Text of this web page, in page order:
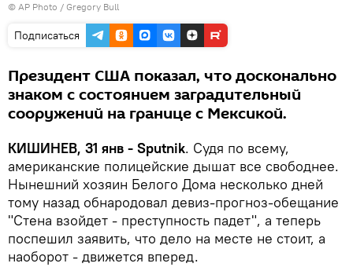
© AP Photo / Gregory Bull
Подписаться
Президент США показал, что досконально
знаком с состоянием заградительный
сооружений на границе с Мексикой.
КИШИНЕВ, 31 янв - Sputnik. Судя по всему,
американские полицейские дышат все свободнее.
Нынешний хозяин Белого Дома несколько дней
тому назад обнародовал девиз-прогноз-обещание
"Стена взойдет - преступность падет", а теперь
поспешил заявить, что дело на месте не стоит, а
наоборот - движется вперед.